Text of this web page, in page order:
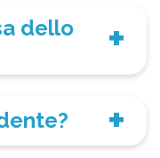
dello